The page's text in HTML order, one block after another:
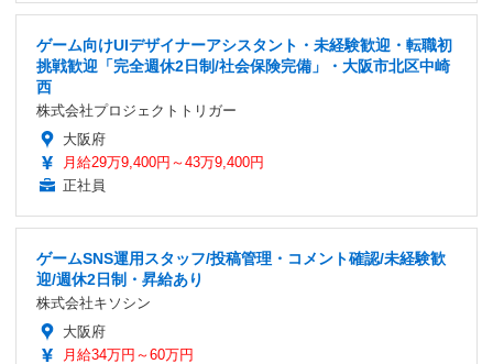
ゲーム向けUIデザイナーアシスタント・未経験歓迎・転職初
挑戦歓迎「完全週休2日制/社会保険完備」・大阪市北区中崎
西
株式会社プロジェクトトリガー
大阪府
月給29万9,400円～43万9,400円
正社員
ゲームSNS運用スタッフ/投稿管理・コメント確認/未経験歓
迎/週休2日制・昇給あり
株式会社キソシン
大阪府
月給34万円～60万円